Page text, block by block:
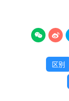
 
区别